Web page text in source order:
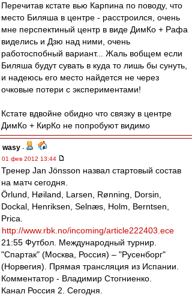
Перечитав кстате вью Карпина по поводу, что
место Биляша в центре - расстроился, очень
мне перспектиный центр в виде ДимКо + Рафа
виделись и Дзю над ними, очень
работоспобный вариант... Жаль вобщем если
Биляша будут сувать в куда то лишь бы сунуть,
и надеюсь его место найдется не через
очковые потери с экспериментами!
Кстате вдвойне обидно что связку в центре
ДимКо + КирКо не попробуют видимо
wasy -
01 фев 2012 13:44
Тренер Jan Jönsson назвал стартовый состав
на матч сегодня.
Örlund, Høiland, Larsen, Rønning, Dorsin,
Dockal, Henriksen, Selnæs, Holm, Berntsen,
Prica.
http://www.rbk.no/incoming/article222403.ece
21:55 Футбол. Международный турнир.
"Спартак" (Москва, Россия) – "Русенборг"
(Норвегия). Прямая трансляция из Испании.
Комментатор - Владимир Стогниенко.
Канал Россия 2. Сегодня.